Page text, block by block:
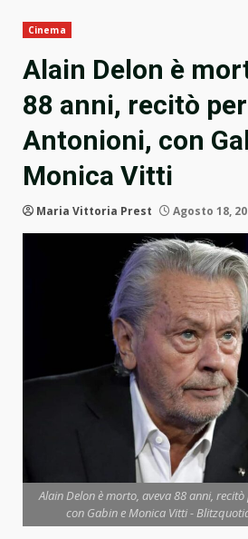
Cinema
Alain Delon è
88 anni, recitò
Antonioni, con
Monica Vitti
Maria Vittoria Prest Agosto 18,
Alain Delon è morto, aveva 88 anni,
con Gabin e Monica Vitti -